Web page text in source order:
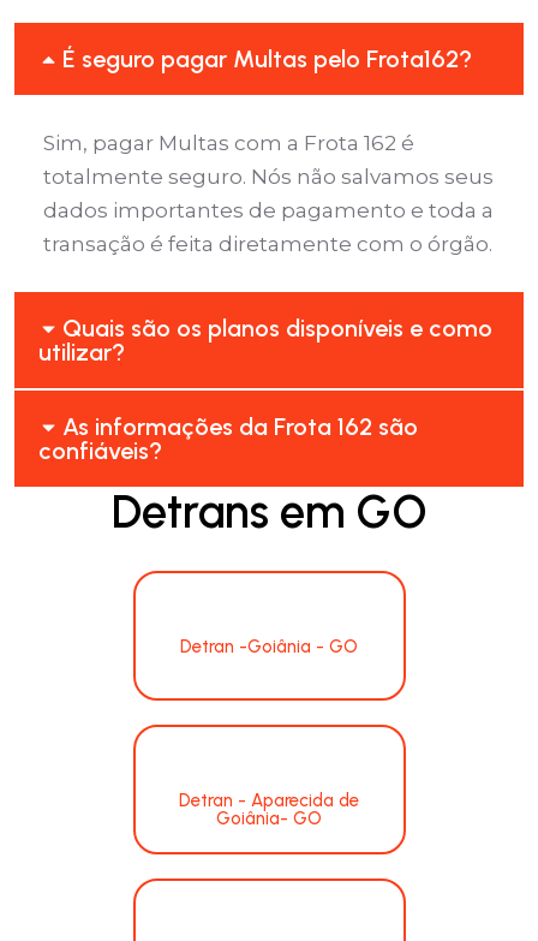
É seguro pagar Multas pelo Frota162?
Sim, pagar Multas com a Frota 162 é
totalmente seguro. Nós não salvamos seus
dados importantes de pagamento e toda a
transação é feita diretamente com o órgão.
Quais são os planos disponíveis e como
utilizar?
As informações da Frota 162 são
confiáveis?
Detrans em GO
Detran -Goiânia - GO
Detran - Aparecida de
Goiânia- GO